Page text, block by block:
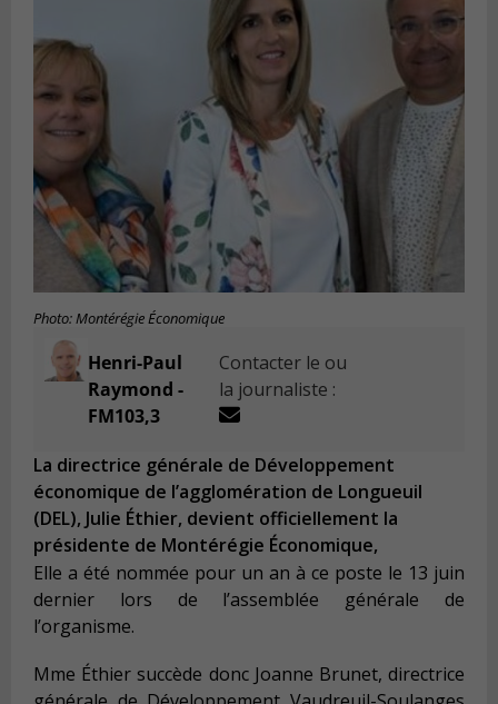
Photo: Montérégie Économique
Henri-Paul
Raymond -
FM103,3
Contacter le ou
la journaliste :
La directrice générale de Développement
économique de l’agglomération de Longueuil
(DEL), Julie Éthier, devient officiellement la
présidente de Montérégie Économique,
Elle a été nommée pour un an à ce poste le 13 juin
dernier lors de l’assemblée générale de
l’organisme.
Mme Éthier succède donc Joanne Brunet, directrice